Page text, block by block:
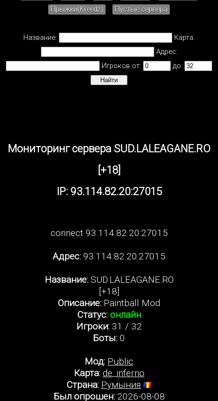
Прыжки(Kreedz)
Пустые сервера
Название:
Карта:
Адрес:
Игроков от:
до:
Мониторинг сервера SUD.LALEAGANE.RO
[+18]
IP: 93.114.82.20:27015
connect 93.114.82.20:27015
Адрес: 93.114.82.20:27015
Название:SUD.LALEAGANE.RO
[+18]
Описание: Paintball Mod
Статус: онлайн
Игроки:31 / 32
Боты: 0
Мод: Public
Карта: de_inferno
Страна: Румыния
Был опрошен:2026-08-08